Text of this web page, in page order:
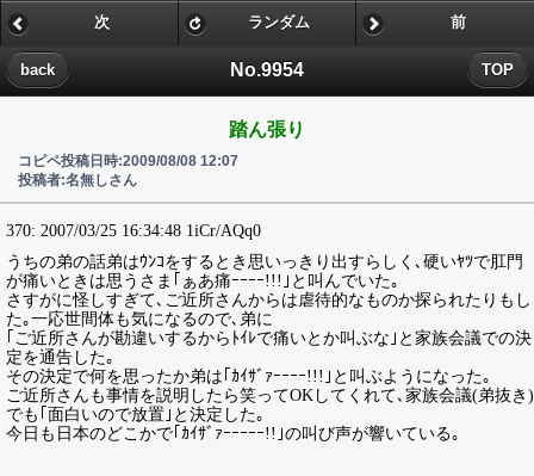
No.9954
back TOP
次 ランダム 前
踏ん張り
コピペ投稿日時:2009/08/08 12:07
投稿者:名無しさん
370: 2007/03/25 16:34:48 1iCr/AQq0
うちの弟の話弟はｳﾝｺをするとき思いっきり出すらしく､硬いﾔﾂで肛門
が痛いときは思うさま｢ぁあ痛ｰｰｰｰ!!!｣と叫んでいた｡
さすがに怪しすぎて､ご近所さんからは虐待的なものか探られたりもし
た｡一応世間体も気になるので､弟に
｢ご近所さんが勘違いするからﾄｲﾚで痛いとか叫ぶな｣と家族会議での決
定を通告した｡
その決定で何を思ったか弟は｢ｶｲｻﾞｧｰｰｰｰ!!!｣と叫ぶようになった｡
ご近所さんも事情を説明したら笑ってOKしてくれて､家族会議(弟抜き)
でも｢面白いので放置｣と決定した｡
今日も日本のどこかで｢ｶｲｻﾞｧｰｰｰｰｰ!!｣の叫び声が響いている｡